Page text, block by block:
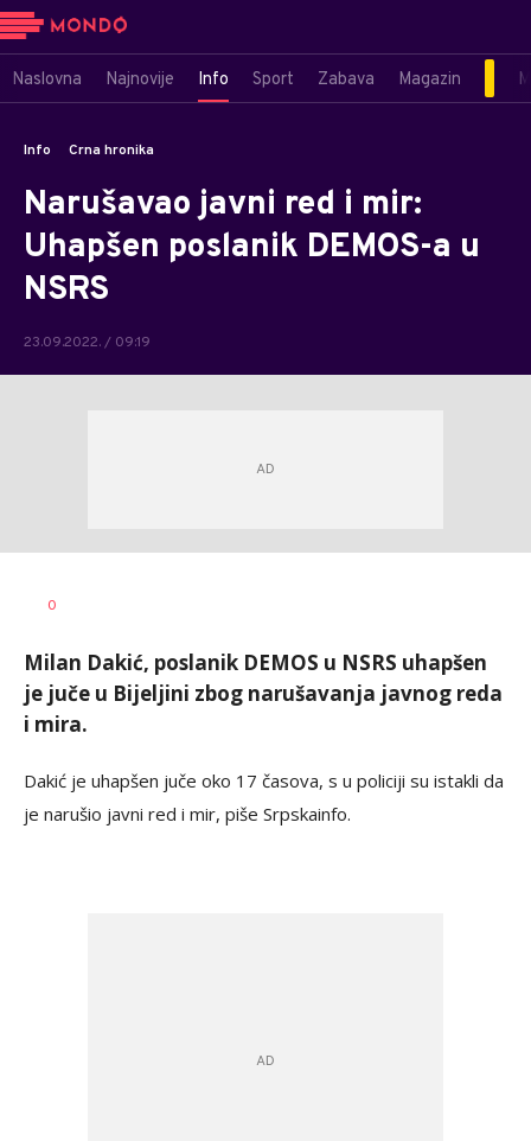
Naslovna Najnovije Info Sport Zabava Magazin
Info Crna hronika
Narušavao javni red i mir:
Uhapšen poslanik DEMOS-a u
NSRS
23.09.2022. / 09:19
AUTOR
0
Milan Dakić, poslanik DEMOS u NSRS uhapšen
je juče u Bijeljini zbog narušavanja javnog reda
i mira.
Dakić je uhapšen juče oko 17 časova, s u policiji su istakli da
je narušio javni red i mir, piše Srpskainfo.